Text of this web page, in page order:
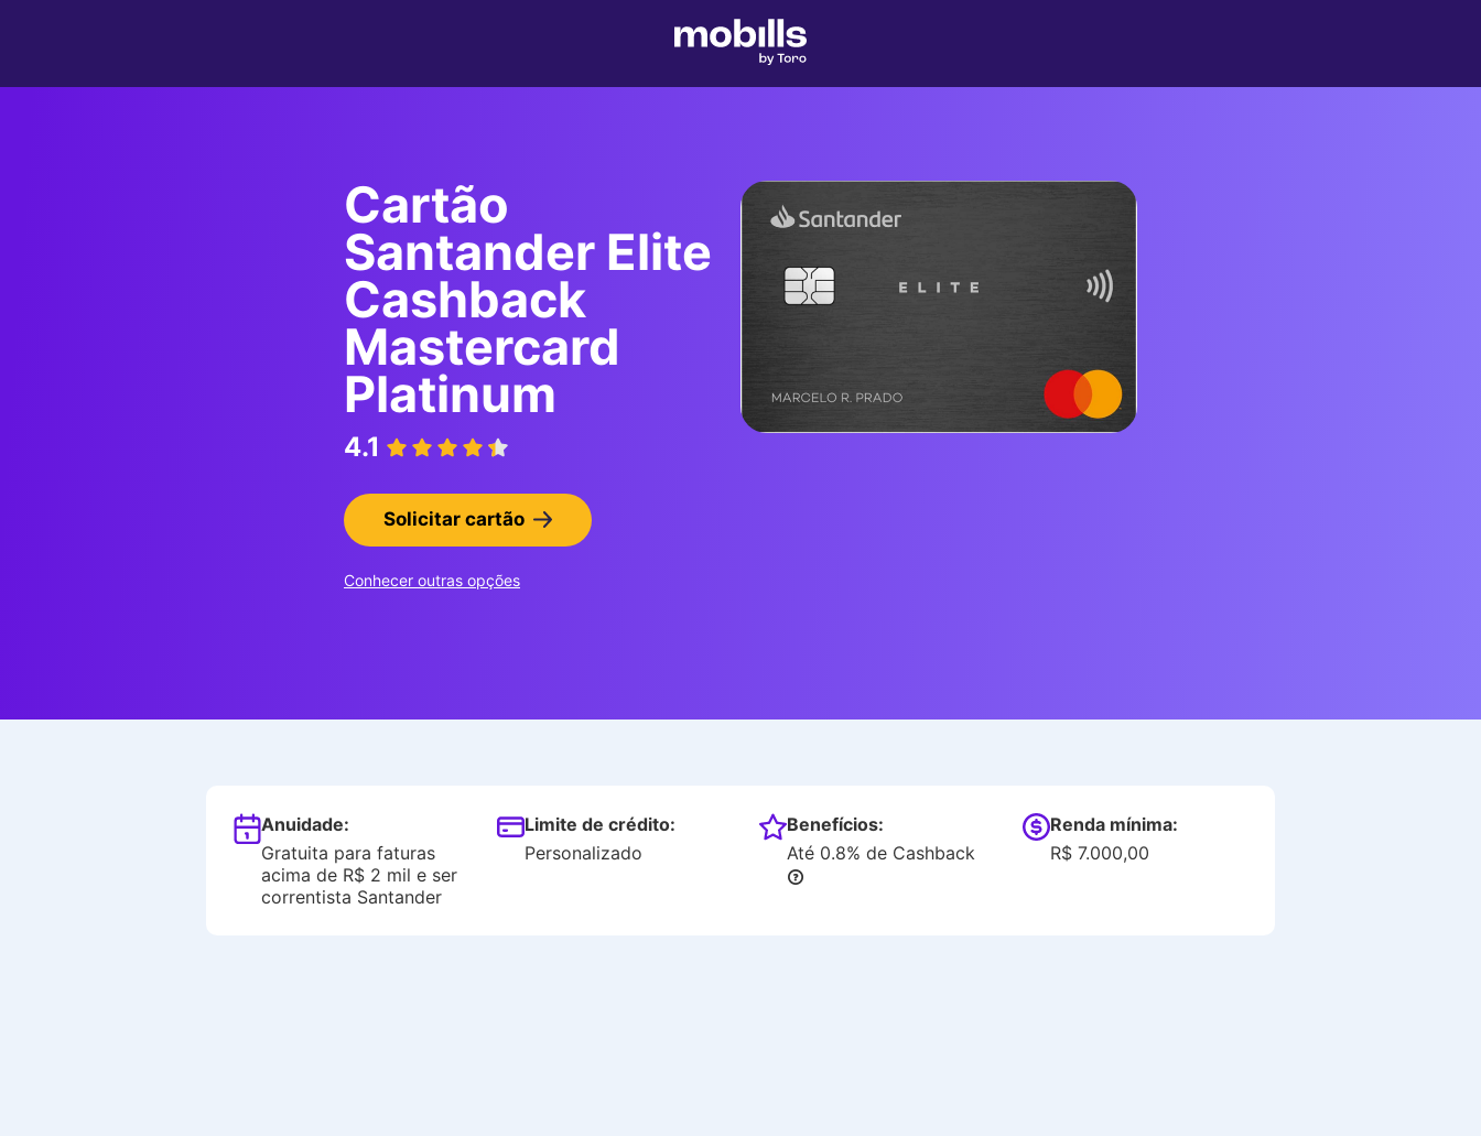
Cartão
Santander Elite
Cashback
Mastercard
Platinum
4.1
Solicitar cartão
Conhecer outras opções
Anuidade:
Gratuita para faturas
acima de R$ 2 mil e ser
correntista Santander
Limite de crédito:
Personalizado
Benefícios:
Até 0.8% de Cashback
Renda mínima:
R$ 7.000,00